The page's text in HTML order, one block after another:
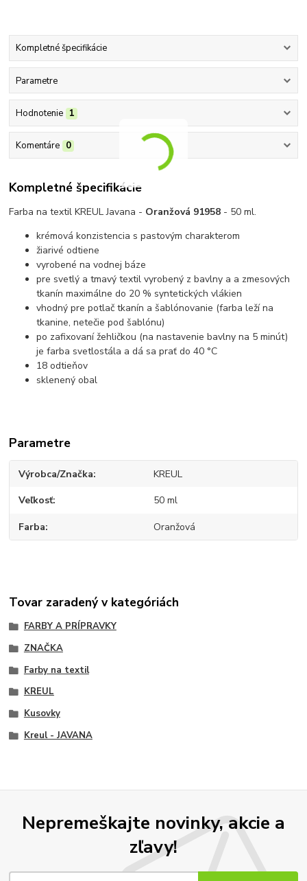
Kompletné špecifikácie
Parametre
Hodnotenie 1
Komentáre 0
Kompletné špecifikácie
Farba na textil KREUL Javana - Oranžová 91958 - 50 ml.
krémová konzistencia s pastovým charakterom
žiarivé odtiene
vyrobené na vodnej báze
pre svetlý a tmavý textil vyrobený z bavlny a a zmesových
tkanín maximálne do 20 % syntetických vlákien
vhodný pre potlač tkanín a šablónovanie (farba leží na
tkanine, netečie pod šablónu)
po zafixovaní žehličkou (na nastavenie bavlny na 5 minút)
je farba svetlostála a dá sa prať do 40 °C
18 odtieňov
sklenený obal
Parametre
Výrobca/Značka KREUL
Veľkosť 50 ml
Farba Oranžová
Tovar zaradený v kategóriách
FARBY A PRÍPRAVKY
ZNAČKA
Farby na textil
KREUL
Kusovky
Kreul - JAVANA
Nepremeškajte novinky, akcie a
zľavy!